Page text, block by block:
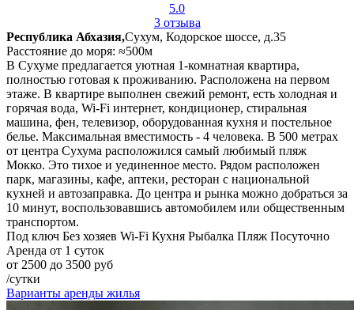
5.0
3 отзыва
Республика Абхазия,Сухум, Кодорское шоссе, д.35
Расстояние до моря: ≈500м
В Сухуме предлагается уютная 1-комнатная квартира,
полностью готовая к проживанию. Расположена на первом
этаже. В квартире выполнен свежий ремонт, есть холодная и
горячая вода, Wi-Fi интернет, кондиционер, стиральная
машина, фен, телевизор, оборудованная кухня и постельное
белье. Максимальная вместимость - 4 человека. В 500 метрах
от центра Сухума расположился самый любимый пляж
Мокко. Это тихое и уединенное место. Рядом расположен
парк, магазины, кафе, аптеки, ресторан с национальной
кухней и автозаправка. До центра и рынка можно добраться за
10 минут, воспользовавшись автомобилем или общественным
транспортом.
Под ключ Без хозяев Wi-Fi Кухня Рыбалка Пляж Посуточно
Аренда от 1 суток
от 2500 до 3500 руб
/сутки
Варианты аренды жилья